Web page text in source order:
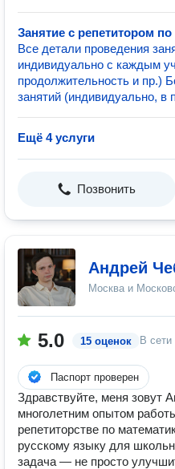
Занятие с репетитором
Все детали проведения
индивидуально с каждым
продолжительность и пр.)
занятий (индивидуально, в
Ещё 4 услуги
Позвонить
Андрей
Москва и
5.0 15 оценок В сети
Паспорт проверен
Здравствуйте, меня зовут
многолетним опытом
репетиторстве по
русскому языку для
задача — не просто